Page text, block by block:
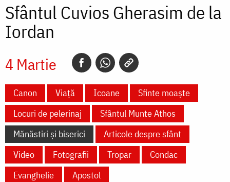
Sfântul Cuvios Gherasim de la
Iordan
4 Martie
Canon Viață Icoane
Sfinte moaște
Locuri de pelerinaj
Sfântul Munte Athos
Mănăstiri și biserici
Articole despre sfânt
Video
Fotografii Tropar
Condac
Evanghelie
Apostol